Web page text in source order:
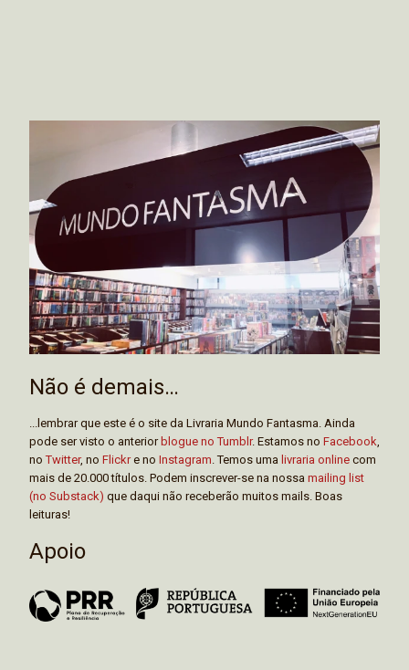
Não é demais…
...lembrar que este é o site da Livraria Mundo Fantasma. Ainda
pode ser visto o anteriorblogue no Tumblr. Estamos no Facebook
noTwitter, no Flickre no Instagram . Temos uma livraria online com
mais de 20.000 títulos. Podem inscrever-se na nossa mailing list
(no Substack) que daqui não receberão muitos mails. Boas
leituras!
Apoio